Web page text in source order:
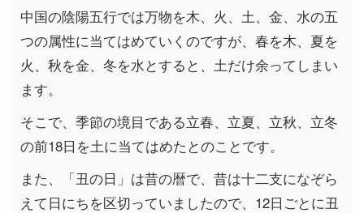
中国の陰陽五行では万物を木、火、土、金、水の五
つの属性に当てはめていくのですが、春を木、夏を
火、秋を金、冬を水とすると、土だけ余ってしまい
ます。
そこで、季節の境目である立春、立夏、立秋、立冬
の前18日を土に当てはめたとのことです。
また、「丑の日」は昔の暦で、昔は十二支になぞら
えて日にちを区切っていましたので、12日ごとに丑